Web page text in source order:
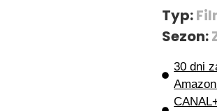
Typ:
Sezon:
30 dni